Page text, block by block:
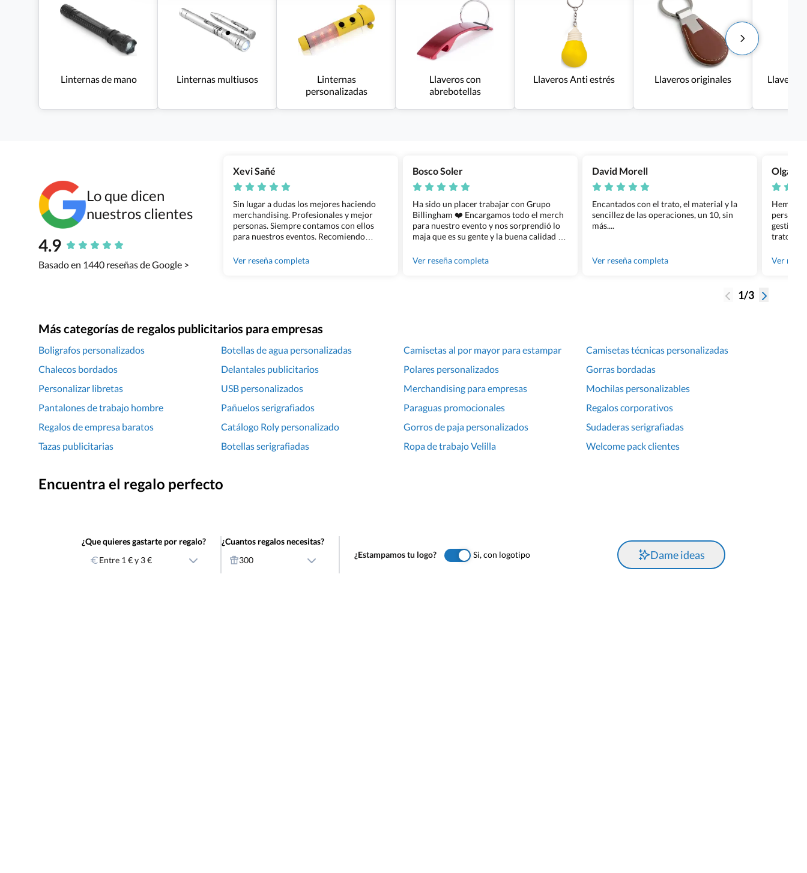
Linternas de mano Linternas multiusos
Linternas
personalizadas
Llaveros con
abrebotellas
Llaveros Anti estrés Llaveros originales Llaveros
Lo que dicen
nuestros clientes
4.9
Basado en 1440 reseñas de Google >
Xevi Sañé
Sin lugar a dudas los mejores haciendo
merchandising. Profesionales y mejor
personas. Siempre contamos con ellos
para nuestros eventos. Recomiendo
Ver reseña completa
Bosco Soler
Ha sido un placer trabajar con Grupo
Billingham ❤️ Encargamos todo el merch
para nuestro evento y nos sorprendió lo
maja que es su gente y la buena calidad de
100% recomendado!!
Ver reseña completa
David Morell
Encantados con el trato, el material y la
sencillez de las operaciones, un 10, sin
más....
Ver reseña completa
Olga
Hemos
gestión
trato
gente
Ver
1/3
Más categorías de regalos publicitarios para empresas
Boligrafos personalizados Botellas de agua personalizadas Camisetas al por mayor para estampar
Camisetas técnicas personalizadas
Chalecos bordados
Delantales publicitarios Polares personalizados
Gorras bordadas
Personalizar libretas
USB personalizados Merchandising para empresas
Mochilas personalizables
Pantalones de trabajo hombre
Pañuelos serigrafiados Paraguas promocionales
Regalos corporativos
Regalos de empresa baratos
Catálogo Roly personalizado Gorros de paja personalizados
Sudaderas serigrafiadas
Tazas publicitarias
Botellas serigrafiadas Ropa de trabajo Velilla Welcome pack clientes
Encuentra el regalo perfecto
¿Que quieres gastarte por regalo?
Entre 1 € y 3 €
¿Cuantos regalos necesitas?
300
¿Estampamos tu logo? Si, con logotipo Dame ideas